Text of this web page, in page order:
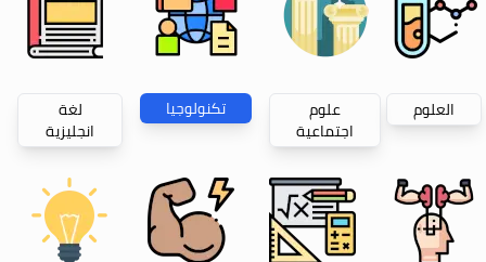
العلوم علوم
اجتماعية
تكنولوجيا لغة
انجليزية